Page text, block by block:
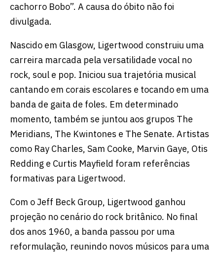
cachorro Bobo”. A causa do óbito não foi
divulgada.
Nascido em Glasgow, Ligertwood construiu uma
carreira marcada pela versatilidade vocal no
rock, soul e pop. Iniciou sua trajetória musical
cantando em corais escolares e tocando em uma
banda de gaita de foles. Em determinado
momento, também se juntou aos grupos The
Meridians, The Kwintones e The Senate. Artistas
como Ray Charles, Sam Cooke, Marvin Gaye, Otis
Redding e Curtis Mayfield foram referências
formativas para Ligertwood.
Com o Jeff Beck Group, Ligertwood ganhou
projeção no cenário do rock britânico. No final
dos anos 1960, a banda passou por uma
reformulação, reunindo novos músicos para uma